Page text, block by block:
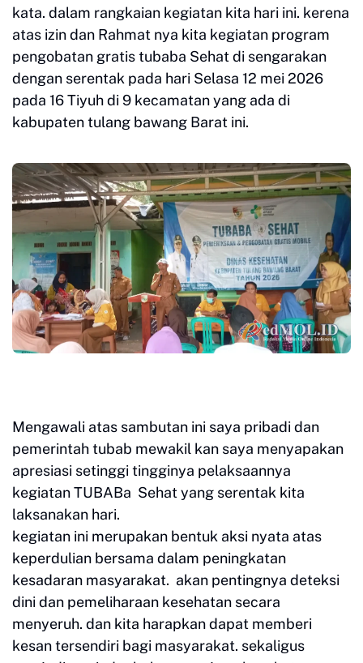
kata. dalam rangkaian kegiatan kita hari ini. kerena
atas izin dan Rahmat nya kita kegiatan program
pengobatan gratis tubaba Sehat di sengarakan
dengan serentak pada hari Selasa 12 mei 2026
pada 16 Tiyuh di 9 kecamatan yang ada di
kabupaten tulang bawang Barat ini.
Mengawali atas sambutan ini saya pribadi dan
pemerintah tubab mewakil kan saya menyapakan
apresiasi setinggi tingginya pelaksaannya
kegiatan TUBABa Sehat yang serentak kita
laksanakan hari.
kegiatan ini merupakan bentuk aksi nyata atas
keperdulian bersama dalam peningkatan
kesadaran masyarakat. akan pentingnya deteksi
dini dan pemeliharaan kesehatan secara
menyeruh. dan kita harapkan dapat memberi
kesan tersendiri bagi masyarakat. sekaligus